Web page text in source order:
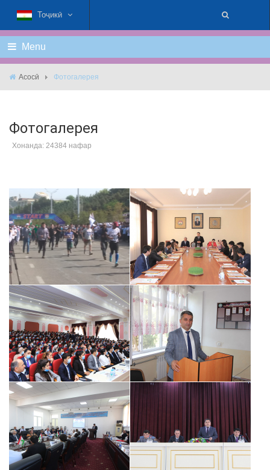
Тоҷикӣ
Menu
Асосӣ Фотогалерея
Фотогалерея
Хонанда: 24384 нафар